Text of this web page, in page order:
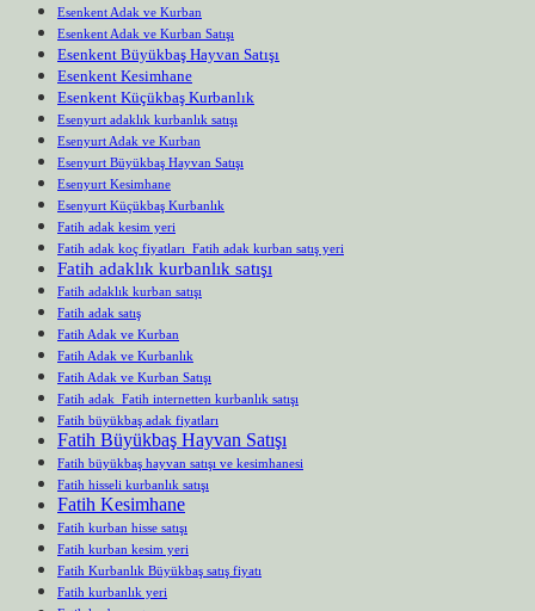
Esenkent Adak ve Kurban
Esenkent Adak ve Kurban Satışı
Esenkent Büyükbaş Hayvan Satışı
Esenkent Kesimhane
Esenkent Küçükbaş Kurbanlık
Esenyurt adaklık kurbanlık satışı
Esenyurt Adak ve Kurban
Esenyurt Büyükbaş Hayvan Satışı
Esenyurt Kesimhane
Esenyurt Küçükbaş Kurbanlık
Fatih adak kesim yeri
Fatih adak koç fiyatları Fatih adak kurban satış yeri
Fatih adaklık kurbanlık satışı
Fatih adaklık kurban satışı
Fatih adak satış
Fatih Adak ve Kurban
Fatih Adak ve Kurbanlık
Fatih Adak ve Kurban Satışı
Fatih adak Fatih internetten kurbanlık satışı
Fatih büyükbaş adak fiyatları
Fatih Büyükbaş Hayvan Satışı
Fatih büyükbaş hayvan satışı ve kesimhanesi
Fatih hisseli kurbanlık satışı
Fatih Kesimhane
Fatih kurban hisse satışı
Fatih kurban kesim yeri
Fatih Kurbanlık Büyükbaş satış fiyatı
Fatih kurbanlık yeri